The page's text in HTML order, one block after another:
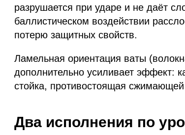
разрушается при ударе и не даёт
баллистическом воздействии
потерю защитных свойств.
Ламельная ориентация ваты
дополнительно усиливает эффект:
стойка, противостоящая сжимающей
Два исполнения по